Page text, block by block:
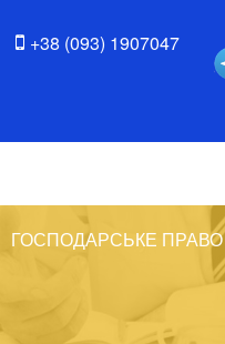
+38 (093) 1907047
ГОСПОДАРСЬКЕ ПРАВО